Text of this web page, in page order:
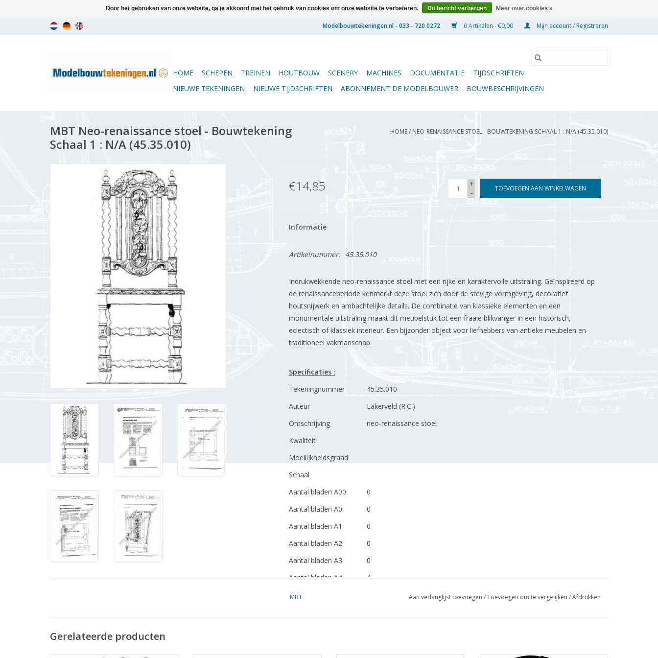
0 Artikelen - €0,00 Mijn account / Registreren
HOME SCHEPEN TREINEN HOUTBOUW SCENERY MACHINES DOCUMENTATIE
TIJDSCHRIFTEN
NIEUWE TEKENINGEN
NIEUWE TIJDSCHRIFTEN ABONNEMENT DE MODELBOUWER BOUWBESCHRIJVINGEN
MBT Neo-renaissance stoel - Bouwtekening
Schaal 1 : N/A (45.35.010)
HOME/ NEO-RENAISSANCE STOEL - BOUWTEKENING SCHAAL 1 : N/A (45.35.010)
€14,85
+
-
TOEVOEGEN AAN WINKELWAGEN
Informatie
Artikelnummer: 45.35.010
Indrukwekkende neo-renaissance stoel met een rijke en karaktervolle uitstraling. Geïnspireerd op
de renaissanceperiode kenmerkt deze stoel zich door de stevige vormgeving, decoratief
houtsnijwerk en ambachtelijke details. De combinatie van klassieke elementen en een
monumentale uitstraling maakt dit meubelstuk tot een fraaie blikvanger in een historisch,
eclectisch of klassiek interieur. Een bijzonder object voor liefhebbers van antieke meubelen en
traditioneel vakmanschap.
Specificaties :
Tekeningnummer
45.35.010
Auteur
Lakerveld (R.C.)
Omschrijving
neo-renaissance stoel
Kwaliteit
Moeilijkheidsgraad
Schaal
Aantal bladen A00
0
Aantal bladen A0
0
Aantal bladen A1
0
Aantal bladen A2
0
Aantal bladen A3
0
Aantal bladen A4
4
Totaal aantal bladen
MBT Aan verlanglijst toevoegen /Toevoegen om te vergelijken /Afdrukken
Gerelateerde producten
Door het gebruiken van onze website, ga je akkoord met het gebruik van cookies om onze website te verbeteren. Dit bericht verbergen Meer over cookies »